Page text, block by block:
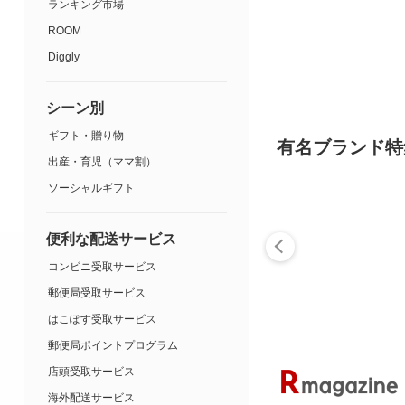
有名ブランド
ランキング市場
ROOM
Diggly
シーン別
ギフト・贈り物
出産・育児（ママ割）
ソーシャルギフト
便利な配送サービス
コンビニ受取サービス
郵便局受取サービス
はこぽす受取サービス
郵便局ポイントプログラム
店頭受取サービス
海外配送サービス